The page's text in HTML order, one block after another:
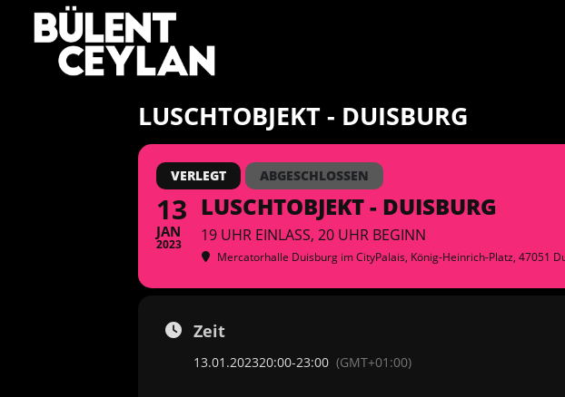
Zum
Inhalt
springen
LUSCHTOBJEKT - DUISBURG
VERLEGT ABGESCHLOSSEN
13
JAN
2023
LUSCHTOBJEKT - DUISBURG
19 UHR EINLASS, 20 UHR BEGINN
Mercatorhalle Duisburg im CityPalais, König-Heinrich-Platz, 47051
Zeit
13.01.202320:00-23:00 (GMT+01:00)